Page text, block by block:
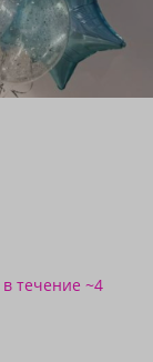
в течение ~4